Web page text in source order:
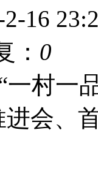
16
： 0
一村一
会、